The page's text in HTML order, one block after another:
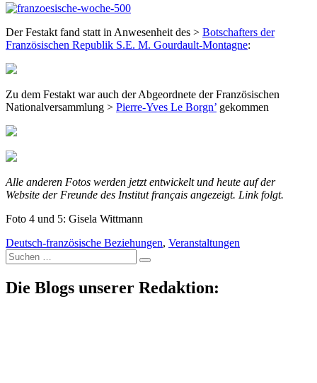
Der Festakt fand statt in Anwesenheit des > Botschafters der
Französischen Republik S.E. M. Gourdault-Montagne:
Zu dem Festakt war auch der Abgeordnete der Französischen
Nationalversammlung > Pierre-Yves Le Borgn’ gekommen
Alle anderen Fotos werden jetzt entwickelt und heute auf der
Website der Freunde des Institut français angezeigt. Link folgt.
Foto 4 und 5: Gisela Wittmann
Deutsch-französische Beziehungen, Veranstaltungen
Suche
nach:
Die Blogs unserer Redaktion: